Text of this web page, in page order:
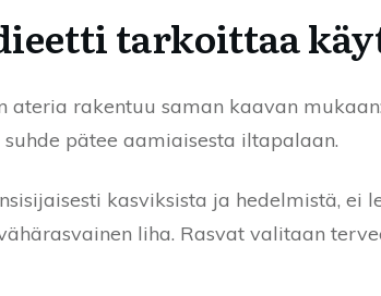
tarkoittaa
ateria rakentuu saman kaavan mukaan:
suhde pätee aamiaisesta iltapalaan.
kasviksista ja hedelmistä, ei
liha. Rasvat valitaan